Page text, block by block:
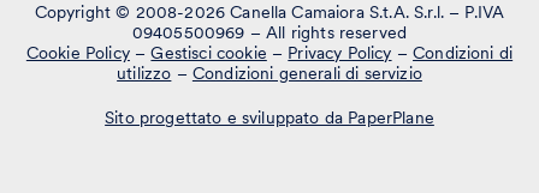
Copyright © 2008-2026 Canella Camaiora S.t.A. S.r.l. – P.IVA
09405500969 – All rights reserved
Cookie Policy–Gestisci cookie – Privacy Policy –Condizioni di
utilizzo – Condizioni generali di servizio
Sito progettato e sviluppato da PaperPlane